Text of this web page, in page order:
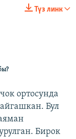
Түз линк
ортосунда
Бул
Бирок